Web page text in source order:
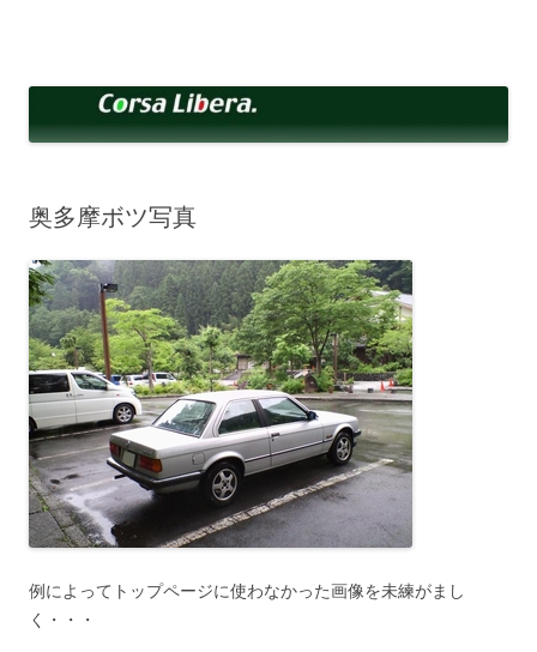
へ
ッ
奥多摩ボツ写真
例によってトップページに使わなかった画像を未練がまし
く・・・